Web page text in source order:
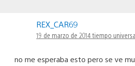
REX_CAR69
19 de marzo de 2014 tiempo
no me esperaba esto pero se ve